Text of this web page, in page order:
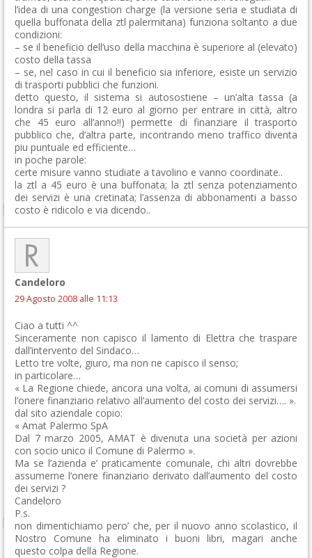
l’idea di una congestion charge (la versione seria e studiata di
quella buffonata della ztl palermitana) funziona soltanto a due
condizioni:
– se il beneficio dell’uso della macchina è superiore al (elevato)
costo della tassa
– se, nel caso in cui il beneficio sia inferiore, esiste un servizio
di trasporti pubblici che funzioni.
detto questo, il sistema si autosostiene – un’alta tassa (a
londra si parla di 12 euro al giorno per entrare in città, altro
che 45 euro all’anno!!) permette di finanziare il trasporto
pubblico che, d’altra parte, incontrando meno traffico diventa
piu puntuale ed efficiente…
in poche parole:
certe misure vanno studiate a tavolino e vanno coordinate..
la ztl a 45 euro è una buffonata; la ztl senza potenziamento
dei servizi è una cretinata; l’assenza di abbonamenti a basso
costo è ridicolo e via dicendo..
Candeloro
29 Agosto 2008 alle 11:13
Ciao a tutti ^^
Sinceramente non capisco il lamento di Elettra che traspare
dall’intervento del Sindaco…
Letto tre volte, giuro, ma non ne capisco il senso;
in particolare…
« La Regione chiede, ancora una volta, ai comuni di assumersi
l’onere finanziario relativo all’aumento del costo dei servizi…. ».
dal sito aziendale copio:
« Amat Palermo SpA
Dal 7 marzo 2005, AMAT è divenuta una società per azioni
con socio unico il Comune di Palermo ».
Ma se l’azienda e’ praticamente comunale, chi altri dovrebbe
assumerne l’onere finanziario derivato dall’aumento del costo
dei servizi ?
Candeloro
P.s.
non dimentichiamo pero’ che, per il nuovo anno scolastico, il
Nostro Comune ha eliminato i buoni libri, magari anche
questo colpa della Regione.